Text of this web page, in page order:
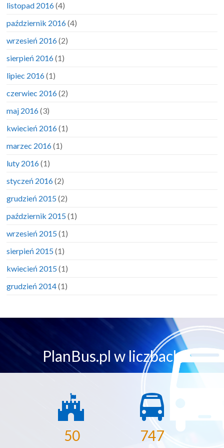
listopad 2016(4)
październik 2016(4)
wrzesień 2016(2)
sierpień 2016(1)
lipiec 2016(1)
czerwiec 2016(2)
maj 2016(3)
kwiecień 2016(1)
marzec 2016(1)
luty 2016(1)
styczeń 2016(2)
grudzień 2015(2)
październik 2015(1)
wrzesień 2015(1)
sierpień 2015(1)
kwiecień 2015(1)
grudzień 2014(1)
PlanBus.pl w liczbach
50 747